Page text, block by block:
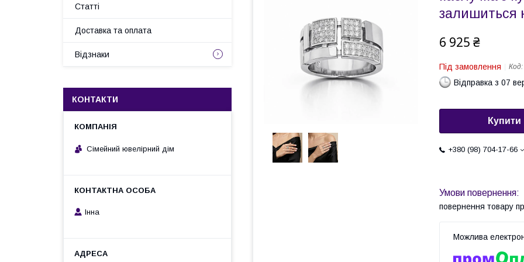
залишиться
6 925 ₴
Під замовлення Код:
Відправка з 07
Купити
+380 (98) 704-17-66
повернення товару
Статті
Доставка та оплата
Відзнаки
КОНТАКТИ
Сімейний ювелірний дім
Інна